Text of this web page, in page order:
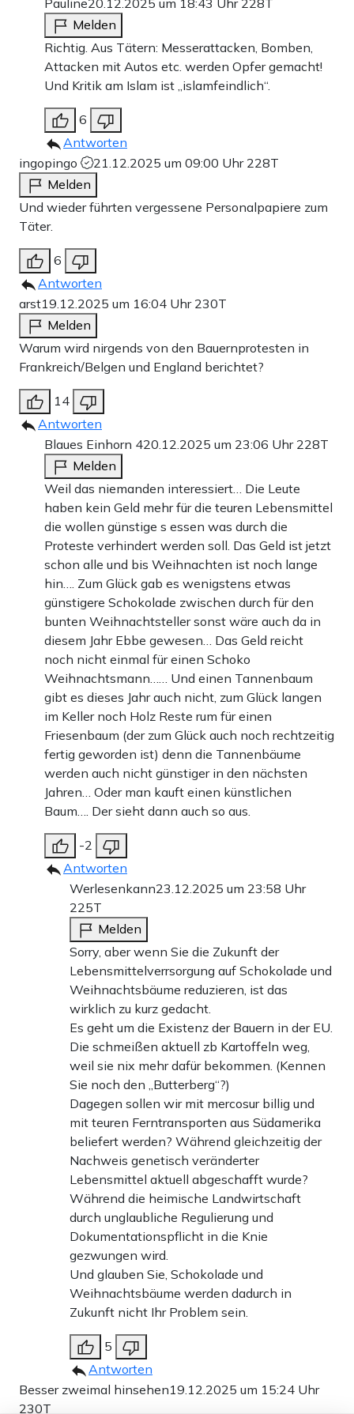
Pauline20.12.2025 um 18:43 Uhr 228T
Melden
Richtig. Aus Tätern: Messerattacken, Bomben,
Attacken mit Autos etc. werden Opfer gemacht!
Und Kritik am Islam ist „islamfeindlich“.
6
Antworten
ingopingo
21.12.2025 um 09:00 Uhr 228T
Melden
Und wieder führten vergessene Personalpapiere zum
Täter.
6
Antworten
arst19.12.2025 um 16:04 Uhr 230T
Melden
Warum wird nirgends von den Bauernprotesten in
Frankreich/Belgen und England berichtet?
14
Antworten
Blaues Einhorn 420.12.2025 um 23:06 Uhr 228T
Melden
Weil das niemanden interessiert… Die Leute
haben kein Geld mehr für die teuren Lebensmittel
die wollen günstige s essen was durch die
Proteste verhindert werden soll. Das Geld ist jetzt
schon alle und bis Weihnachten ist noch lange
hin…. Zum Glück gab es wenigstens etwas
günstigere Schokolade zwischen durch für den
bunten Weihnachtsteller sonst wäre auch da in
diesem Jahr Ebbe gewesen… Das Geld reicht
noch nicht einmal für einen Schoko
Weihnachtsmann…… Und einen Tannenbaum
gibt es dieses Jahr auch nicht, zum Glück langen
im Keller noch Holz Reste rum für einen
Friesenbaum (der zum Glück auch noch rechtzeitig
fertig geworden ist) denn die Tannenbäume
werden auch nicht günstiger in den nächsten
Jahren… Oder man kauft einen künstlichen
Baum…. Der sieht dann auch so aus.
-2
Antworten
Werlesenkann23.12.2025 um 23:58 Uhr
225T
Melden
Sorry, aber wenn Sie die Zukunft der
Lebensmittelverrsorgung auf Schokolade und
Weihnachtsbäume reduzieren, ist das
wirklich zu kurz gedacht.
Es geht um die Existenz der Bauern in der EU.
Die schmeißen aktuell zb Kartoffeln weg,
weil sie nix mehr dafür bekommen. (Kennen
Sie noch den „Butterberg“?)
Dagegen sollen wir mit mercosur billig und
mit teuren Ferntransporten aus Südamerika
beliefert werden? Während gleichzeitig der
Nachweis genetisch veränderter
Lebensmittel aktuell abgeschafft wurde?
Während die heimische Landwirtschaft
durch unglaubliche Regulierung und
Dokumentationspflicht in die Knie
gezwungen wird.
Und glauben Sie, Schokolade und
Weihnachtsbäume werden dadurch in
Zukunft nicht Ihr Problem sein.
5
Antworten
Besser zweimal hinsehen19.12.2025 um 15:24 Uhr
230T